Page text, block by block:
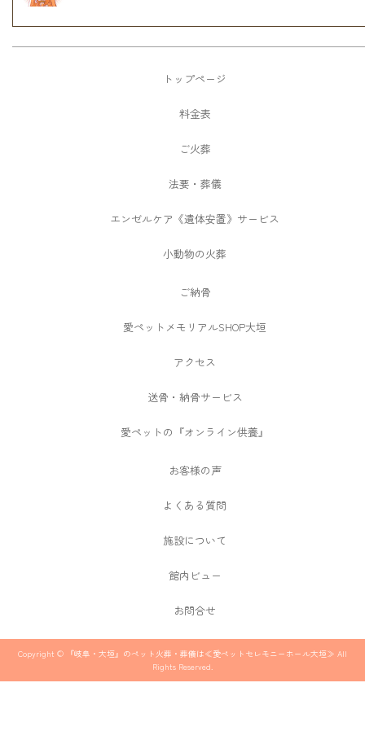
トップページ
料金表
ご火葬
法要・葬儀
エンゼルケア《遺体安置》サービス
小動物の火葬
ご納骨
愛ペットメモリアルSHOP大垣
アクセス
送骨・納骨サービス
愛ペットの『オンライン供養』
お客様の声
よくある質問
施設について
館内ビュー
お問合せ
Copyright © 『岐阜・大垣』のペット火葬・葬儀は≪愛ペットセレモニーホール大垣≫ All
Rights Reserved.